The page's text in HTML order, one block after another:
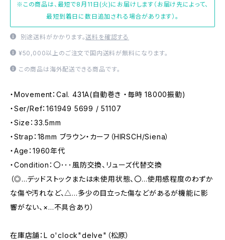
※この商品は、最短で8月11日(火)にお届けします（お届け先によって、
最短到着日に数日追加される場合があります）。
別途送料がかかります。送料を確認する
¥50,000以上のご注文で国内送料が無料になります。
この商品は海外配送できる商品です。
・Movement：Cal. 431A(自動巻き ・毎時 18000振動)
・Ser/Ref：161949 5699 / 51107
・Size：33.5mm
・Strap：18mm ブラウン・カーフ（HIRSCH/Siena）
・Age：1960年代
・Condition：〇･･･風防交換、リューズ代替交換
（◎…デッドストックまたは未使用状態、〇…使用感程度のわずか
な傷や汚れなど、△…多少の目立った傷などがあるが機能に影
響がない、×…不具合あり）
在庫店舗：L o'clock"delve"（松原）